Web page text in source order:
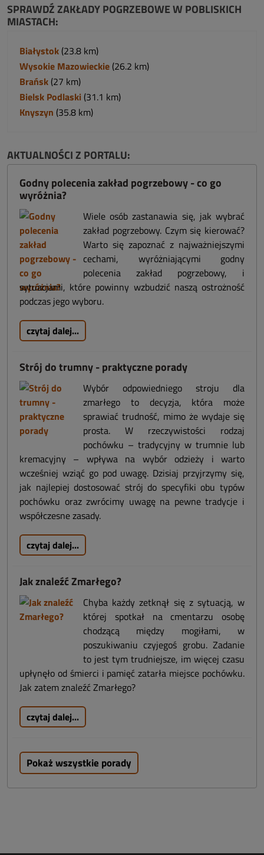
SPRAWDŹ ZAKŁADY POGRZEBOWE W POBLISKICH
MIASTACH:
Białystok (23.8 km)
Wysokie Mazowieckie (26.2 km)
Brańsk (27 km)
Bielsk Podlaski (31.1 km)
Knyszyn (35.8 km)
AKTUALNOŚCI Z PORTALU:
Godny polecenia zakład pogrzebowy - co go
wyróżnia?
Wiele osób zastanawia się, jak wybrać
zakład pogrzebowy. Czym się kierować?
Warto się zapoznać z najważniejszymi
cechami, wyróżniającymi godny
polecenia zakład pogrzebowy, i
sytuacjami, które powinny wzbudzić naszą ostrożność
podczas jego wyboru.
czytaj dalej...
Strój do trumny - praktyczne porady
Wybór odpowiedniego stroju dla
zmarłego to decyzja, która może
sprawiać trudność, mimo że wydaje się
prosta. W rzeczywistości rodzaj
pochówku – tradycyjny w trumnie lub
kremacyjny – wpływa na wybór odzieży i warto
wcześniej wziąć go pod uwagę. Dzisiaj przyjrzymy się,
jak najlepiej dostosować strój do specyfiki obu typów
pochówku oraz zwrócimy uwagę na pewne tradycje i
współczesne zasady.
czytaj dalej...
Jak znaleźć Zmarłego?
Chyba każdy zetknął się z sytuacją, w
której spotkał na cmentarzu osobę
chodzącą między mogiłami, w
poszukiwaniu czyjegoś grobu. Zadanie
to jest tym trudniejsze, im więcej czasu
upłynęło od śmierci i pamięć zatarła miejsce pochówku.
Jak zatem znaleźć Zmarłego?
czytaj dalej...
Pokaż wszystkie porady